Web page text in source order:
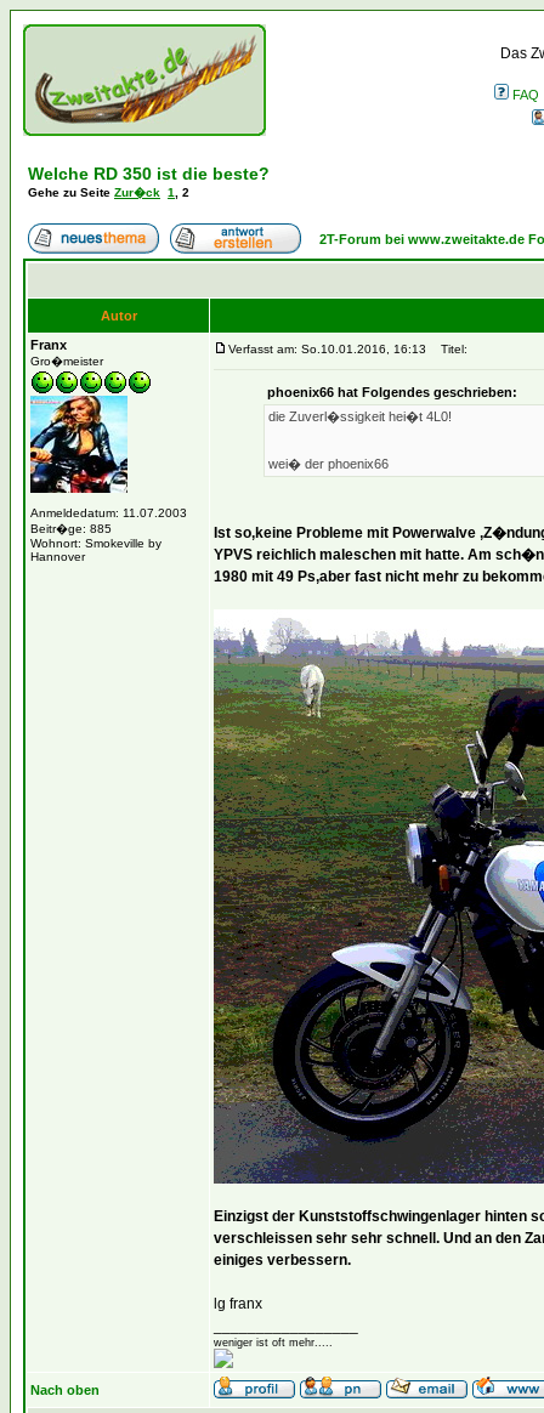
Das
FAQ
Welche RD 350 ist die beste?
Gehe zu Seite Zur�ck 1 2
2T-Forum bei www.zweitakte.de
Autor
Franx
Gro�meister
Anmeldedatum: 11.07.2003
Beitr�ge: 885
Wohnort: Smokeville by
Hannover
Verfasst am: So.10.01.2016, 16:13 Titel:
phoenix66 hat Folgendes geschrieben:
die Zuverl�ssigkeit hei�t 4L0!
wei� der phoenix66
Ist so,keine Probleme mit Powerwalve
YPVS reichlich maleschen mit hatte. Am
1980 mit 49 Ps,aber fast nicht mehr zu
Einzigst der Kunststoffschwingenlager hinten
verschleissen sehr sehr schnell. Und an den
einiges verbessern.
lg franx
weniger ist oft mehr.....
Nach oben